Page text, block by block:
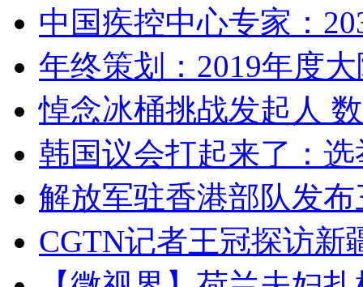
中国疾控中心专家：
年终策划：2019年度
悼念冰桶挑战发起人
韩国议会打起来了：
解放军驻香港部队发
CGTN记者王冠探访新